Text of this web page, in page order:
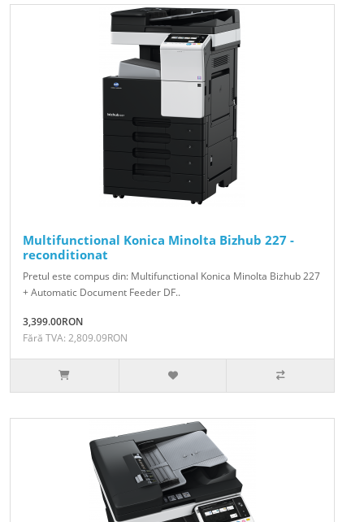
Multifunctional Konica Minolta Bizhub 227 -
reconditionat
Pretul este compus din: Multifunctional Konica Minolta Bizhub 227
+ Automatic Document Feeder DF..
3,399.00RON
Fără TVA: 2,809.09RON